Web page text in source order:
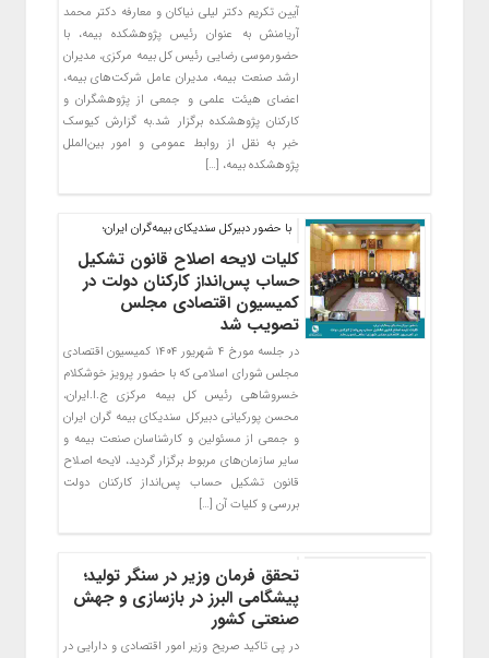
آیین تکریم دکتر لیلی نیاکان و معارفه دکتر محمد
آریامنش به عنوان رئیس پژوهشکده بیمه، با
حضورموسی رضایی رئیس کل بیمه مرکزی، مدیران
ارشد صنعت بیمه، مدیران عامل شرکت‌های بیمه،
اعضای هیئت علمی و جمعی از پژوهشگران و
کارکنان پژوهشکده برگزار شد.به گزارش کیوسک
خبر به نقل از روابط عمومی و امور بین‌الملل
پژوهشکده بیمه، […]
با حضور دبیرکل سندیکای بیمه‌گران ایران؛
کلیات لایحه اصلاح قانون تشکیل
حساب پس‌انداز کارکنان دولت در
کمیسیون اقتصادی مجلس
تصویب شد
در جلسه مورخ ۴ شهریور ۱۴۰۴ کمیسیون اقتصادی
مجلس شورای اسلامی که با حضور پرویز خوشکلام
خسروشاهی رئیس کل بیمه مرکزی ج.ا.ایران،
محسن پورکیانی دبیرکل سندیکای بیمه گران ایران
و جمعی از مسئولین و کارشناسان صنعت بیمه و
سایر سازمان‌های مربوط برگزار گردید، لایحه اصلاح
قانون تشکیل حساب پس‌انداز کارکنان دولت
بررسی و کلیات آن […]
تحقق فرمان وزیر در سنگر تولید؛
پیشگامی البرز در بازسازی و جهش
صنعتی کشور
در پی تاکید صریح وزیر امور اقتصادی و دارایی در